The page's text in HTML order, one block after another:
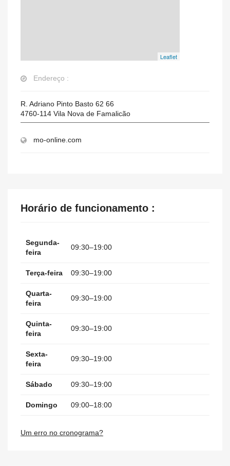
Leaflet
Endereço :
R. Adriano Pinto Basto 62 66
4760-114 Vila Nova de Famalicão
mo-online.com
Horário de funcionamento :
Segunda-
feira
09:30–19:00
Terça-feira 09:30–19:00
Quarta-
feira
09:30–19:00
Quinta-
feira
09:30–19:00
Sexta-
feira
09:30–19:00
Sábado 09:30–19:00
Domingo 09:00–18:00
Um erro no cronograma?